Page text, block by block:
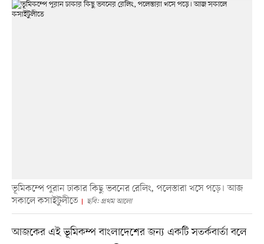
ভূমিকম্পে পুরান ঢাকার কিছু ভবনের রেলিং, পলেস্তারা খসে পড়ে। আজ
সকালে কসাইটুলীতে
ছবি: প্রথম আলো
আজকের এই ভূমিকম্প বাংলাদেশের জন্য একটি সতর্কবার্তা বলে